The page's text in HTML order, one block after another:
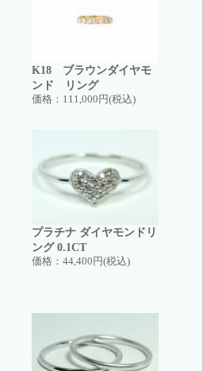
K18 ブラウンダイヤモ
ンド リング
価格： 111,000円(税込)
プラチナ ダイヤモンドリ
ング 0.1CT
価格： 44,400円(税込)